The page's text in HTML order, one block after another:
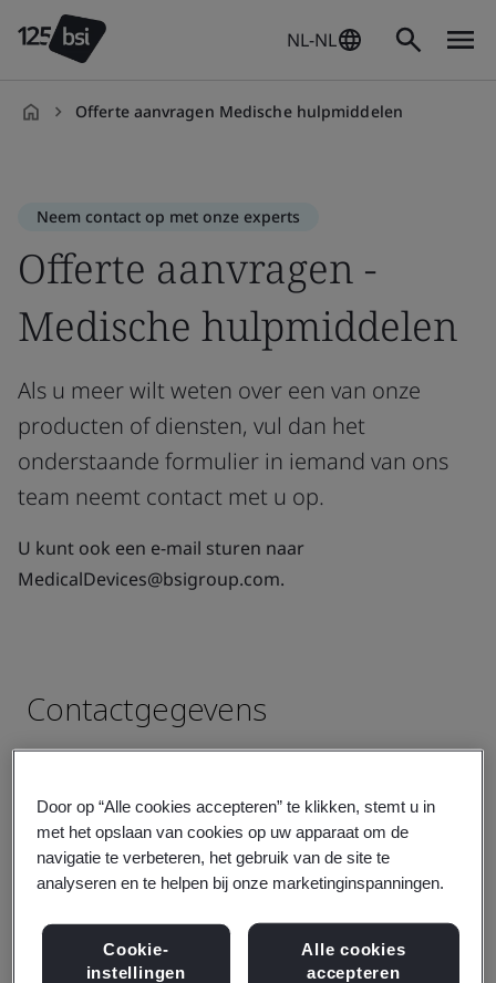
NL-NL
Offerte aanvragen Medische hulpmiddelen
Neem contact op met onze experts
Offerte aanvragen -
Medische hulpmiddelen
Als u meer wilt weten over een van onze
producten of diensten, vul dan het
onderstaande formulier in iemand van ons
team neemt contact met u op.
U kunt ook een e-mail sturen naar
MedicalDevices@bsigroup.com.
Door op “Alle cookies accepteren” te klikken, stemt u in
met het opslaan van cookies op uw apparaat om de
navigatie te verbeteren, het gebruik van de site te
analyseren en te helpen bij onze marketinginspanningen.
Cookie-
instellingen
Alle cookies
accepteren